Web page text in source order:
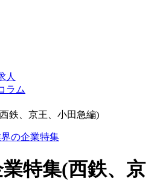
人
ラム
鉄、京王、小田急編)
の企業特集
特集(西鉄、京